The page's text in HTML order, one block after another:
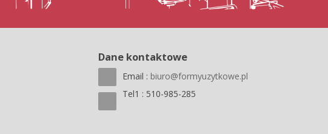
Dane kontaktowe
Email : biuro@formyuzytkowe.pl
Tel1 : 510-985-285